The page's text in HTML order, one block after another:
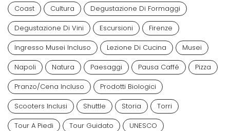
Coast
Cultura
Degustazione Di Formaggi
Degustazione Di Vini
Escursioni
Firenze
Ingresso Musei Incluso
Lezione Di Cucina
Musei
Napoli
Natura Paesaggi Pausa Caffé
Pizza
Pranzo/cena Incluso
Prodotti Biologici
Scooters Inclusi
Shuttle Storia
Torri
Tour A Piedi
Tour Guidato UNESCO